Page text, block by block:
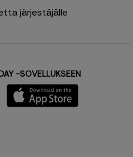
järjestäjälle
-SOVELLUKSEEN